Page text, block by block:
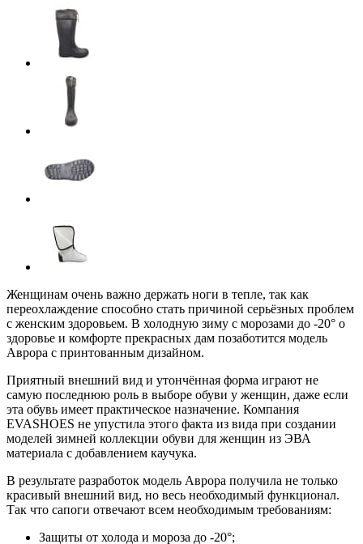
Женщинам очень важно держать ноги в тепле, так как
переохлаждение способно стать причиной серьёзных проблем
с женским здоровьем. В холодную зиму с морозами до -20° о
здоровье и комфорте прекрасных дам позаботится модель
Аврора с принтованным дизайном.
Приятный внешний вид и утончённая форма играют не
самую последнюю роль в выборе обуви у женщин, даже если
эта обувь имеет практическое назначение. Компания
EVASHOES не упустила этого факта из вида при создании
моделей зимней коллекции обуви для женщин из ЭВА
материала с добавлением каучука.
В результате разработок модель Аврора получила не только
красивый внешний вид, но весь необходимый функционал.
Так что сапоги отвечают всем необходимым требованиям:
Защиты от холода и мороза до -20°;